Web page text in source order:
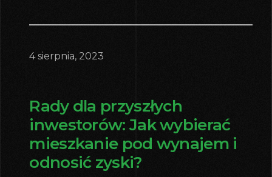
4 sierpnia, 2023
Rady dla przyszłych
inwestorów: Jak wybierać
mieszkanie pod wynajem i
odnosić zyski?